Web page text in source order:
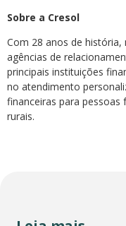
Sobre a Cresol
Com 28 anos de
agências de
principais instituições
no atendimento
financeiras para pessoas
rurais.